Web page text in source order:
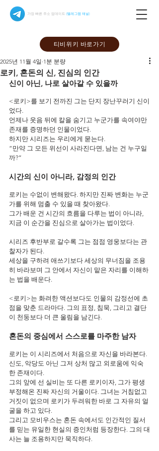
가장 빠른 주소 업데이트 (텔레그램 채널)
티비위키 바로가기
로키, 혼돈의 신, 진심의 인간
2025년 11월 4일 1분 분량
신이 아닌, 나로 살아갈 수 있을까
<로키>를 보기 전까진 그는 단지 장난꾸러기 신이
었다.
언제나 웃음 뒤에 칼을 숨기고 누군가를 속여야만
존재를 증명하던 인물이었다.
하지만 시리즈는 우리에게 묻는다.
“만약 그 모든 위선이 사라진다면, 남는 건 누구일
까?”
시간의 신이 아니라, 감정의 인간
로키는 수없이 변해왔다. 하지만 진짜 변화는 누군
가를 위해 멈출 수 있을 때 찾아왔다.
그가 배운 건 시간의 흐름을 다루는 법이 아니라,
지금 이 순간을 진심으로 살아가는 법이었다.
시리즈 후반부로 갈수록 그는 점점 영웅보다는 관
찰자가 된다.
세상을 구하려 애쓰기보다 세상의 무너짐을 조용
히 바라보며 그 안에서 자신이 맡은 자리를 이해하
는 법을 배운다.
<로키>는 화려한 액션보다도 인물의 감정선에 초
점을 맞춘 드라마다. 그의 표정, 침묵, 그리고 결단
이 천둥보다 더 큰 울림을 남긴다.
혼돈의 중심에서 스스로를 마주한 남자
로키는 이 시리즈에서 처음으로 자신을 바라본다.
신도, 악당도 아닌 그저 상처 많고 외로움에 익숙
한 존재이다.
그의 앞에 선 실비는 또 다른 로키이자, 그가 평생
부정해온 진짜 자신의 거울이다. 그녀는 거침없고
거짓이 없으며 로키가 두려워한 바로 그 자유의 얼
굴을 하고 있다.
그리고 모비우스는 혼돈 속에서도 인간적인 질서
를 믿는 유일한 현실의 증인처럼 등장한다. 그의 대
사는 늘 조용하지만 묵직하다.